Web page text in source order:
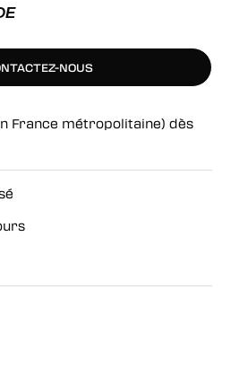
NOUS
France métropolitaine) dès